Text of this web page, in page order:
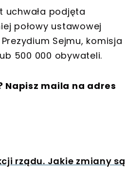
uchwała podjęta
połowy ustawowej
Sejmu, komisja
500 000 obywateli.
Napisz maila na adres
rządu. Jakie zmiany są